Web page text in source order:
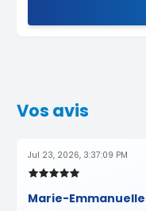
Vos avis
Jul 23, 2026, 3:37:09 PM
Marie-Emmanuelle